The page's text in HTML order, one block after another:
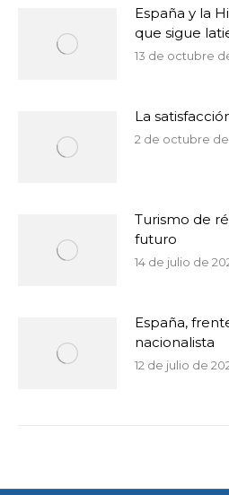
España y la
que sigue
13 de octubre
La
2 de octubre de
Turismo de
futuro
14 de julio de
España,
nacionalista
12 de julio de